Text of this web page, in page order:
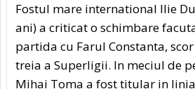
Fostul mare international Ilie
ani) a criticat o schimbare
partida cu Farul Constanta,
treia a Superligii. In meciul de
Mihai Toma a fost titular in